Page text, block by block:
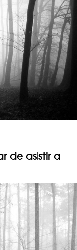
de asistir a